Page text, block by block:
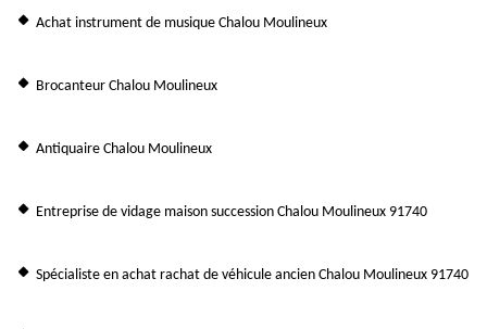
Achat instrument de musique Chalou Moulineux
Brocanteur Chalou Moulineux
Antiquaire Chalou Moulineux
Entreprise de vidage maison succession Chalou Moulineux 91740
Spécialiste en achat rachat de véhicule ancien Chalou Moulineux 91740